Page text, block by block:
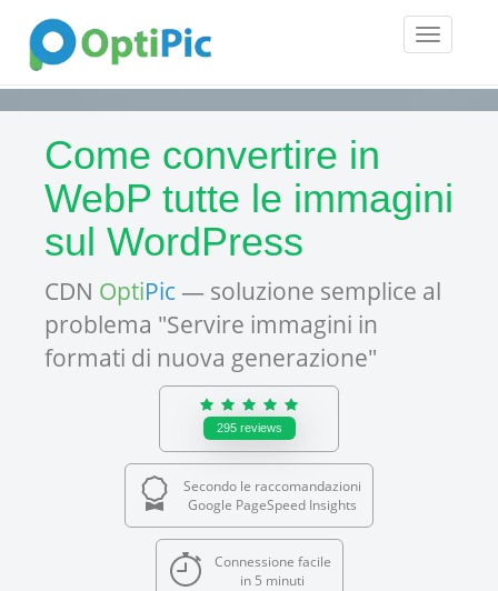
Toggle
Come convertire in
WebP tutte le immagini
sul WordPress
CDN OptiPic — soluzione semplice al
problema "Servire immagini in
formati di nuova generazione"
295 reviews
Secondo le raccomandazioni
Google PageSpeed Insights
Connessione facile
in 5 minuti